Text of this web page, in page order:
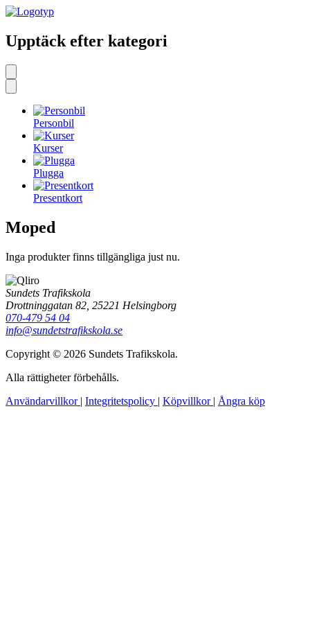
Upptäck efter kategori
Personbil
Kurser
Plugga
Presentkort
Moped
Inga produkter finns tillgängliga just nu.
Sundets Trafikskola
Drottninggatan 82, 25221 Helsingborg
070-479 54 04
info@sundetstrafikskola.se
Copyright © 2026 Sundets Trafikskola.
Alla rättigheter förbehålls.
Användarvillkor | Integritetspolicy | Köpvillkor | Ångra köp